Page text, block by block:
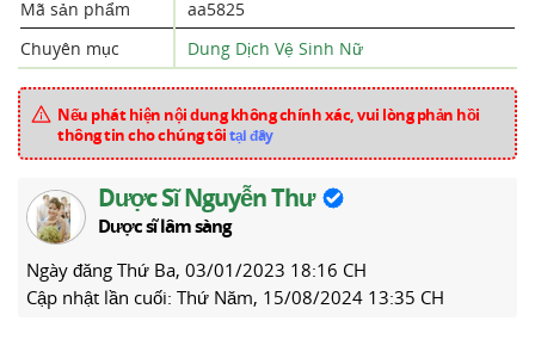
Mã sản phẩm
aa5825
Chuyên mục
Dung Dịch Vệ Sinh Nữ
Nếu phát hiện nội dung không chính xác, vui lòng phản hồi
thông tin cho chúng tôitại đây
Dược Sĩ Nguyễn Thư
Dược sĩ lâm sàng
Ngày đăng Thứ Ba, 03/01/2023 18:16 CH
Cập nhật lần cuối: Thứ Năm, 15/08/2024 13:35 CH